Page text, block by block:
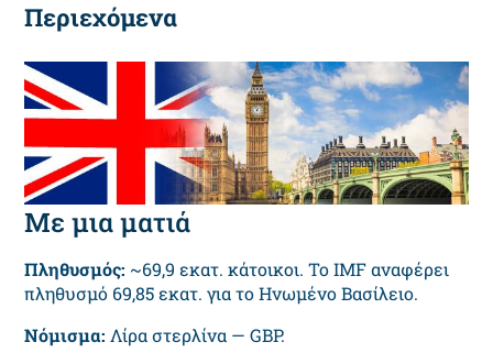
Με μια ματιά
Πληθυσμός: ~69,9 εκατ. κάτοικοι. Το IMF αναφέρει
πληθυσμό 69,85 εκατ. για το Ηνωμένο Βασίλειο.
Νόμισμα: Λίρα στερλίνα — GBP.
Περιεχόμενα